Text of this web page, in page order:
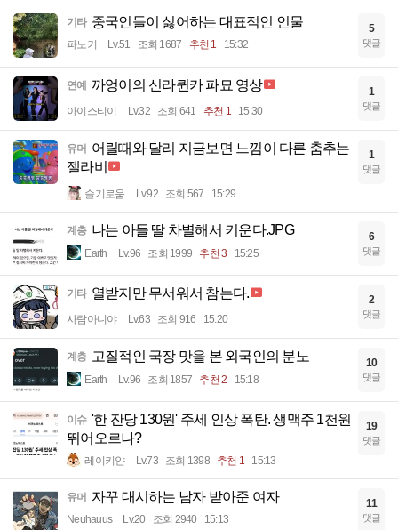
기타 중국인들이 싫어하는 대표적인 인물
파노키 Lv.51 조회 1687 추천 1 15:32
5
댓글
연예 까엉이의 신라퀸카 파묘 영상
아이스티이 Lv.32 조회 641 추천 1 15:30
1
댓글
유머 어릴때와 달리 지금보면 느낌이 다른 춤추는
젤라비
슬기로움 Lv.92 조회 567 15:29
1
댓글
계층 나는 아들 딸 차별해서 키운다.JPG
Earth Lv.96 조회 1999 추천 3 15:25
6
댓글
기타 열받지만 무서워서 참는다.
사람아니야 Lv.63 조회 916 15:20
2
댓글
계층 고질적인 국장 맛을 본 외국인의 분노
Earth Lv.96 조회 1857 추천 2 15:18
10
댓글
이슈 '한 잔당 130원' 주세 인상 폭탄. 생맥주 1천원
뛰어오르나?
레이키얀 Lv.73 조회 1398 추천 1 15:13
19
댓글
유머 자꾸 대시하는 남자 받아준 여자
Neuhauus Lv.20 조회 2940 15:13
11
댓글